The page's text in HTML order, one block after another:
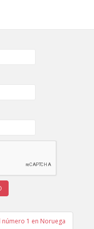
número 1 en Noruega